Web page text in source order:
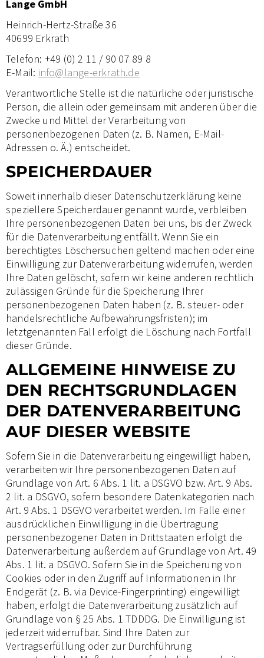
Lange GmbH
Heinrich-Hertz-Straße 36
40699 Erkrath
Telefon: +49 (0) 2 11 / 90 07 89 8
E-Mail: info@lange-erkrath.de
Verantwortliche Stelle ist die natürliche oder juristische
Person, die allein oder gemeinsam mit anderen über die
Zwecke und Mittel der Verarbeitung von
personenbezogenen Daten (z. B. Namen, E-Mail-
Adressen o. Ä.) entscheidet.
SPEICHERDAUER
Soweit innerhalb dieser Datenschutzerklärung keine
speziellere Speicherdauer genannt wurde, verbleiben
Ihre personenbezogenen Daten bei uns, bis der Zweck
für die Datenverarbeitung entfällt. Wenn Sie ein
berechtigtes Löschersuchen geltend machen oder eine
Einwilligung zur Datenverarbeitung widerrufen, werden
Ihre Daten gelöscht, sofern wir keine anderen rechtlich
zulässigen Gründe für die Speicherung Ihrer
personenbezogenen Daten haben (z. B. steuer- oder
handelsrechtliche Aufbewahrungsfristen); im
letztgenannten Fall erfolgt die Löschung nach Fortfall
dieser Gründe.
ALLGEMEINE HINWEISE ZU
DEN RECHTSGRUNDLAGEN
DER DATENVERARBEITUNG
AUF DIESER WEBSITE
Sofern Sie in die Datenverarbeitung eingewilligt haben,
verarbeiten wir Ihre personenbezogenen Daten auf
Grundlage von Art. 6 Abs. 1 lit. a DSGVO bzw. Art. 9 Abs.
2 lit. a DSGVO, sofern besondere Datenkategorien nach
Art. 9 Abs. 1 DSGVO verarbeitet werden. Im Falle einer
ausdrücklichen Einwilligung in die Übertragung
personenbezogener Daten in Drittstaaten erfolgt die
Datenverarbeitung außerdem auf Grundlage von Art. 49
Abs. 1 lit. a DSGVO. Sofern Sie in die Speicherung von
Cookies oder in den Zugriff auf Informationen in Ihr
Endgerät (z. B. via Device-Fingerprinting) eingewilligt
haben, erfolgt die Datenverarbeitung zusätzlich auf
Grundlage von § 25 Abs. 1 TDDDG. Die Einwilligung ist
jederzeit widerrufbar. Sind Ihre Daten zur
Vertragserfüllung oder zur Durchführung